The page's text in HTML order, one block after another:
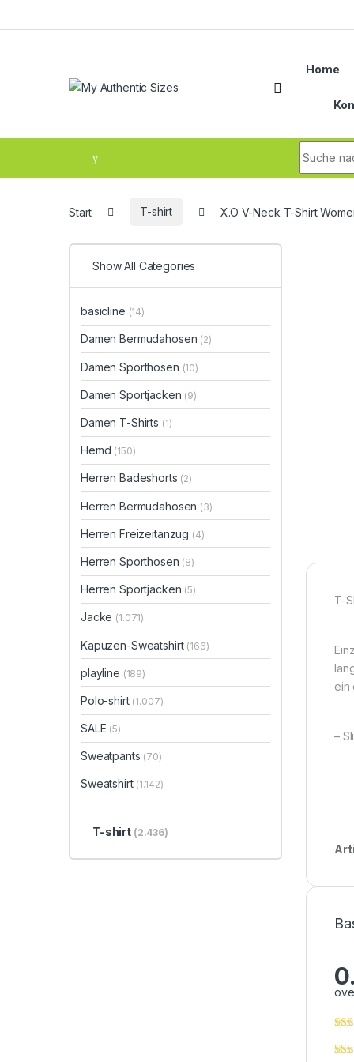
Home
Start T-shirt X.O V-Neck T-Shirt
T-
ein
–
Show All Categories
basicline (14)
Damen Bermudahosen (2)
Damen Sporthosen (10)
Damen Sportjacken (9)
Damen T-Shirts (1)
Hemd (150)
Herren Badeshorts (2)
Herren Bermudahosen (3)
Herren Freizeitanzug (4)
Herren Sporthosen (8)
Herren Sportjacken (5)
Jacke (1.071)
Kapuzen-Sweatshirt (166)
playline (189)
Polo-shirt (1.007)
SALE (5)
Sweatpants (70)
Sweatshirt (1.142)
T-shirt (2.436)